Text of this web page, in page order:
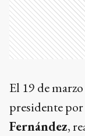
El 19 de
presidente por
Fernández,